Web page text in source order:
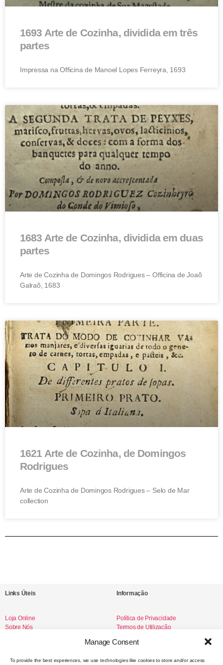
Manage Consent
To provide the best experiences, we use technologies like cookies to store and/or access
1693 Arte de Cozinha, dividida em três
partes
Impressa na Officina de Manoel Lopes Ferreyra, 1693
1683 Arte de Cozinha, dividida em duas
partes
Arte de Cozinha de Domingos Rodrigues – Officina de Joaõ
Galraõ, 1683
1621 Arte de Cozinha, de Domingos
Rodrigues
Arte de Cozinha de Domingos Rodrigues – Selo de Mar
collection
Links Úteis
Loja Online
Sobre Nós
Informação
Política de Privacidade
Termos de Utilização